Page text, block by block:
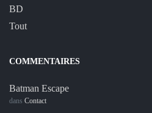
BD
Tout
COMMENTAIRES
Batman Escape
dans Contact